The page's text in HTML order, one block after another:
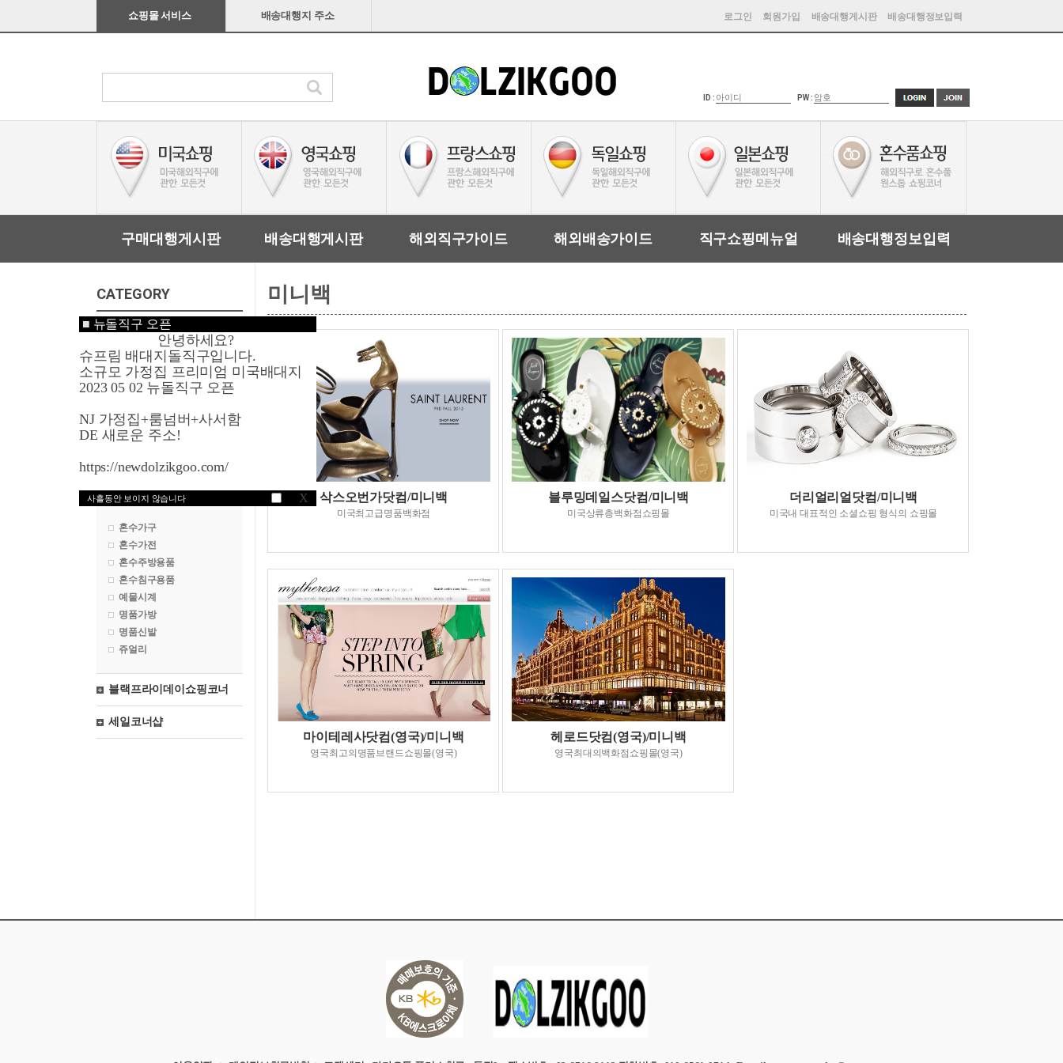
■ 뉴돌직구 오픈
안녕하세요?
슈프림 배대지돌직구입니다.
소규모 가정집 프리미엄 미국배대지
2023 05 02 뉴돌직구 오픈
NJ 가정집+룸넘버+사서함
DE 새로운 주소!
https://newdolzikgoo.com/
사흘동안 보이지 않습니다 X
쇼핑몰 서비스 배송대행지 주소 로그인 회원가입 배송대행게시판 배송대행정보입력
ID : PW :
구매대행게시판 배송대행게시판 해외직구가이드 해외배송가이드 직구쇼핑메뉴얼 배송대행정보입력
CATEGORY
미국쇼핑
영국쇼핑
프랑스쇼핑
독일쇼핑
혼수마켓
혼수가구
혼수가전
혼수주방용품
혼수침구용품
예물시계
명품가방
명품신발
쥬얼리
블랙프라이데이쇼핑코너
세일코너샵
미니백
삭스오번가닷컴/미니백
미국최고급명품백화점
블루밍데일스닷컴/미니백
미국상류층백화점쇼핑몰
더리얼리얼닷컴/미니백
미국내 대표적인 소셜쇼핑 형식의 쇼핑몰
마이테레사닷컴(영국)/미니백
영국최고의명품브랜드쇼핑몰(영국)
헤로드닷컴(영국)/미니백
영국최대의백화점쇼핑몰(영국)